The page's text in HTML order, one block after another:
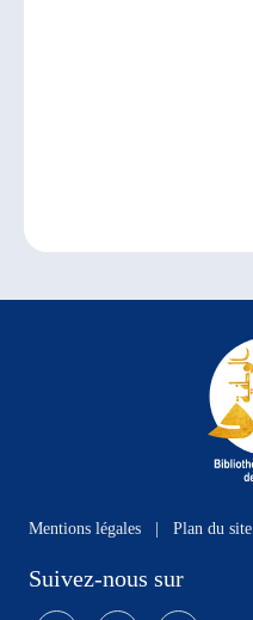
Mentions légales Plan du site
Suivez-nous sur